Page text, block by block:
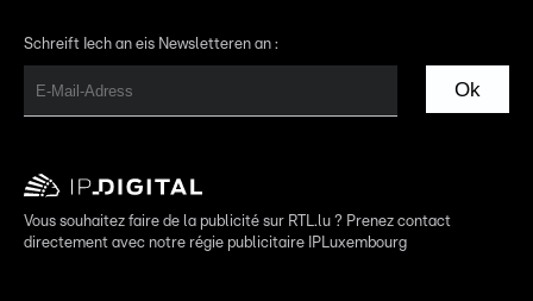
Schreift Iech an eis Newsletteren an :
Ok
Vous souhaitez faire de la publicité sur RTL.lu ? Prenez contact
directement avec notre régie publicitaire IPLuxembourg